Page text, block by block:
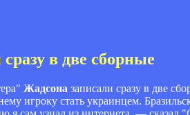
в две сборные
Жадсона записали сразу в две
игроку стать украинцем.